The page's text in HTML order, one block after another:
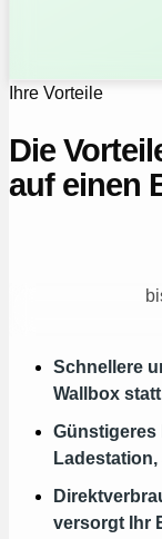
Ihre Vorteile
Die
auf einen
Schnellere
Wallbox
Günstigeres
versorgt Ihr